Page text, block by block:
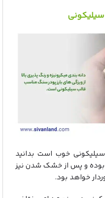
خوب است بدانید
و پس از خشک شدن نیز
خواهد بود.